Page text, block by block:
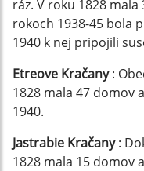
ráz. V roku 1828
rokoch 1938-45 bola
1940 k nej pripojili
Etreove Kračany:
1828 mala 47 domov
1940.
Jastrabie Kračany:
1828 mala 15 domov